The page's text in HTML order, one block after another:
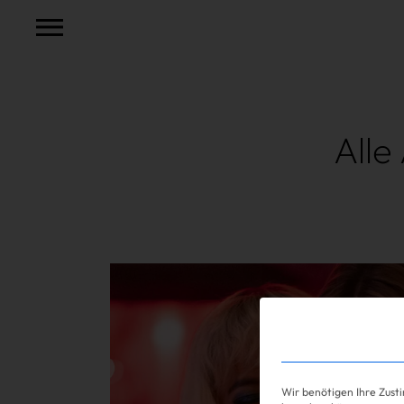
Shopping
Alle
Wir benötigen Ihre